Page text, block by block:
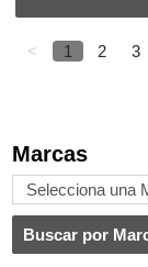
Marcas
< 1 2 3